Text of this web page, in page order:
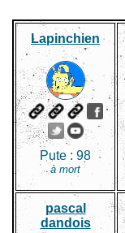
Lapinchien
Pute : 98
à mort
pascal
dandois